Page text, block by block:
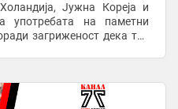
употребата на паметни
загриженост дека тие